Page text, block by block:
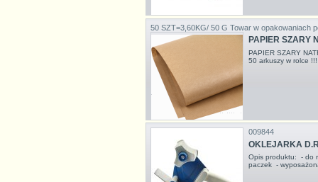
50 SZT=3,60KG/ 50 G Towar w opakowaniach
PAPIER SZARY
PAPIER SZARY
50 arkuszy w rolce
009844
OKLEJARKA
Opis produktu: - do
paczek -